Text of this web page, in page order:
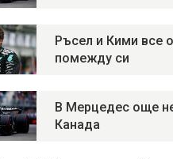
Ръсел и Кими все
помежду си
В Мерцедес още
Канада